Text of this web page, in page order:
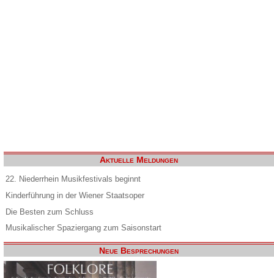
Aktuelle Meldungen
22. Niederrhein Musikfestivals beginnt
Kinderführung in der Wiener Staatsoper
Die Besten zum Schluss
Musikalischer Spaziergang zum Saisonstart
Neue Besprechungen